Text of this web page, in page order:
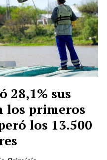
28,1% sus
los primeros
los 13.500